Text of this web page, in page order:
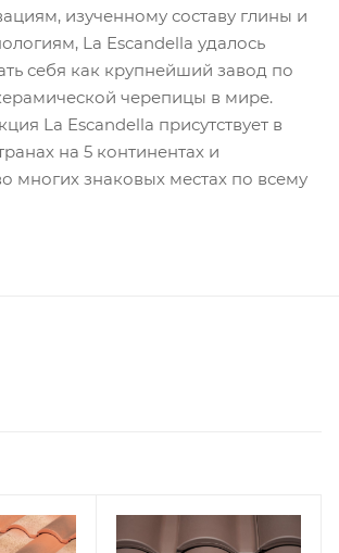
изученному составу глины и
La Escandella удалось
себя как крупнейший завод по
черепицы в мире.
La Escandella присутствует в
на 5 континентах и
многих знаковых местах по всему